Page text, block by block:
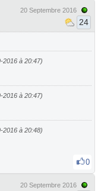
20 Septembre 2016
24
2016 à 20:47)
2016 à 20:47)
2016 à 20:48)
0
20 Septembre 2016